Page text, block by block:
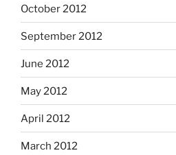
October 2012
September 2012
June 2012
May 2012
April 2012
March 2012